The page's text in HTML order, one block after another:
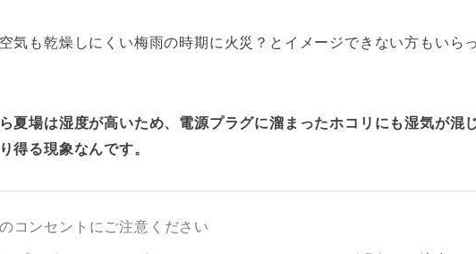
気も乾燥しにくい梅雨の時期に火災？とイメージできない方もいら
夏場は湿度が高いため、電源プラグに溜まったホコリにも湿気が混
得る現象なんです。
コンセントにご注意ください